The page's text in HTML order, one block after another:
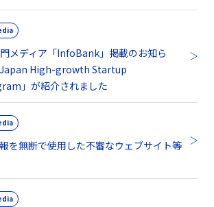
門メディア「InfoBank」掲載のお知ら
High-growth Startup
」が紹介されました
を無断で使用した不審なウェブサイト等